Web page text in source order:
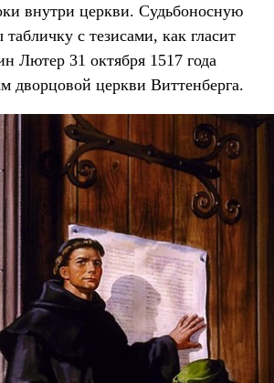
внутри церкви. Судьбоносную
с тезисами, как гласит
Лютер 31 октября 1517 года
дворцовой церкви Виттенберга.